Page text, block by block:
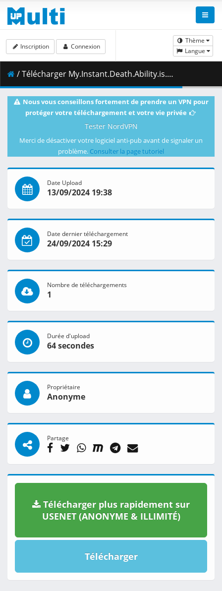
Thème
Langue
Inscription Connexion
/ Télécharger My.Instant.Death.Ability.is.Overpowered.S01E09.Its.Like.a.Class.Full.of.People.Who.Only.Want.to.Save.Themselves.1080p.AMZN.WEB-DL.DDP2.0.H.264.DUAL-VARYG.mkv.002 ( 499.16 MB )
Nous vous conseillons fortement de prendre un VPN pour
protéger votre téléchargement et votre vie privée
Tester NordVPN
Merci de désactiver votre logiciel anti-pub avant de signaler un
problème. Consulter la page tutoriel
Date Upload
13/09/2024 19:38
Date dernier téléchargement
24/09/2024 15:29
Nombre de téléchargements
1
Durée d'upload
64 secondes
Propriétaire
Anonyme
Partage
Télécharger plus rapidement sur
USENET (ANONYME & ILLIMITÉ)
Télécharger